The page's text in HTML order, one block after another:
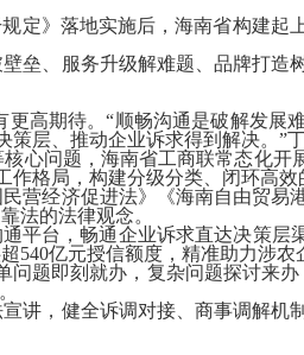
》落地实施后，海南省构建起
、服务升级解难题、品牌打造
期待。“顺畅沟通是破解发展
层、推动企业诉求得到解决。”
心问题，海南省工商联常态化开
作格局，构建分级分类、闭环高效
经济促进法》《海南自由贸易
法的法律观念。
平台，畅通企业诉求直达决策层
540亿元授信额度，精准助力涉农
题即刻就办，复杂问题探讨来办
讲，健全诉调对接、商事调解机